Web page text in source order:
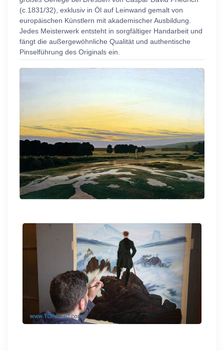
(c.1831/32), exklusiv in Öl auf Leinwand gemalt von
europäischen Künstlern mit akademischer Ausbildung.
Jedes Meisterwerk entsteht in sorgfältiger Handarbeit und
fängt die außergewöhnliche Qualität und authentische
Pinselführung des Originals ein.